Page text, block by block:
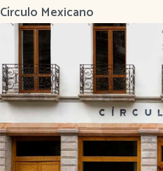
Círculo Mexicano